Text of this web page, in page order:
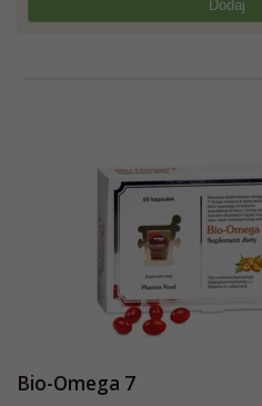
Dodaj
Bio-Omega 7